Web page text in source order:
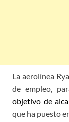
La aerolínea
de empleo,
objetivo de
que ha puesto